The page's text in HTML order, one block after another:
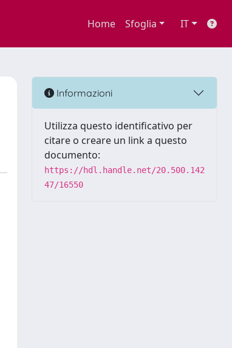
Home Sfoglia IT
Informazioni
Utilizza questo identificativo per
citare o creare un link a questo
documento:
https://hdl.handle.net/20.500.142
47/16550